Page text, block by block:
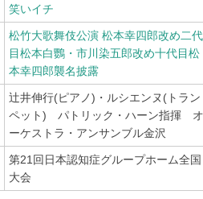
笑いイチ
松竹大歌舞伎公演 松本幸四郎改め二代
目松本白鸚・市川染五郎改め十代目松
本幸四郎襲名披露
辻井伸行(ピアノ)・ルシエンヌ(トラン
ペット) パトリック・ハーン指揮 オ
ーケストラ・アンサンブル金沢
第21回日本認知症グループホーム全国
大会